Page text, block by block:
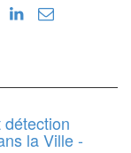
la Ville -